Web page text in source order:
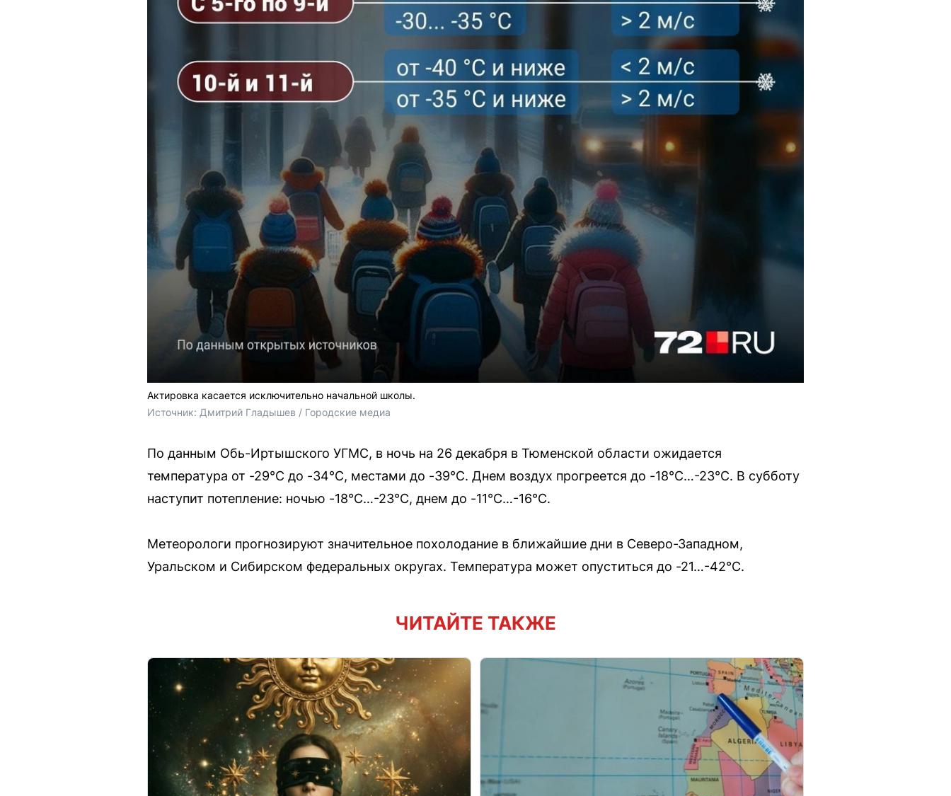
Актировка касается исключительно начальной школы.
Источник: Дмитрий Гладышев / Городские медиа
По данным Обь-Иртышского УГМС, в ночь на 26 декабря в Тюменской области ожидается
температура от -29°С до -34°С, местами до -39°С. Днем воздух прогреется до -18°С…-23°С. В субботу
наступит потепление: ночью -18°С…-23°С, днем до -11°С…-16°С.
Метеорологи прогнозируют значительное похолодание в ближайшие дни в Северо-Западном,
Уральском и Сибирском федеральных округах. Температура может опуститься до -21…-42°С.
ЧИТАЙТЕ ТАКЖЕ